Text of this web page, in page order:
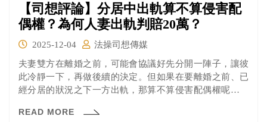
【司想評論】分居中出軌算不算侵害配
偶權？為何人妻出軌判賠20萬？
2025-12-04
法操司想傳媒
夫妻雙方在離婚之前，可能會協議好先分開一陣子，讓彼
此冷靜一下，再做後續的決定。但如果在要離婚之前、已
經分居的狀況之下一方出軌，那算不算侵害配偶權呢？台
會侵害配偶權，值得好好討論。
READ MORE